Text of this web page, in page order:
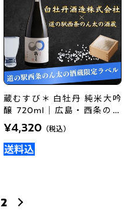
蔵むすび＊ 白牡丹 純米大吟
醸 720ml｜広島・西条の限
定ラベル日本酒を手土産に
¥4,320 （税込）
2 次